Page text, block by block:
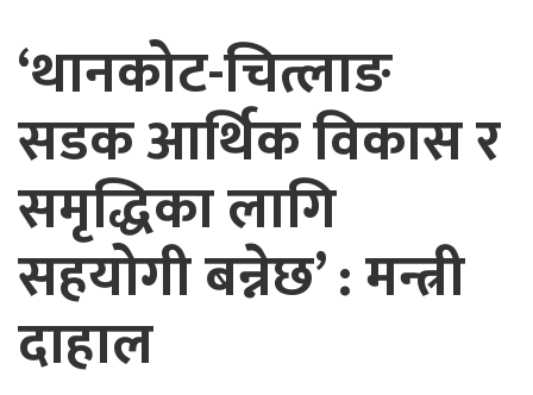
‘थानकोट-चित्लाङ
सडक आर्थिक विकास र
समृद्धिका लागि
सहयोगी बन्नेछ’ : मन्त्री
दाहाल